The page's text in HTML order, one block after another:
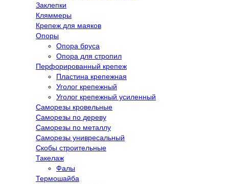
Заклепки
Кляммеры
Крепеж для маяков
Опоры
Опора бруса
Опора для стропил
Перфорированный крепеж
Пластина крепежная
Уголог крепежный
Уголог крепежный усиленный
Саморезы кровельные
Саморезы по дереву
Саморезы по металлу
Саморезы унивресальный
Скобы строительные
Такелаж
Фалы
Термошайба